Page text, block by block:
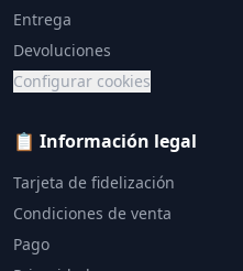
Entrega
Devoluciones
Configurar cookies
📋 Información legal
Tarjeta de fidelización
Condiciones de venta
Pago